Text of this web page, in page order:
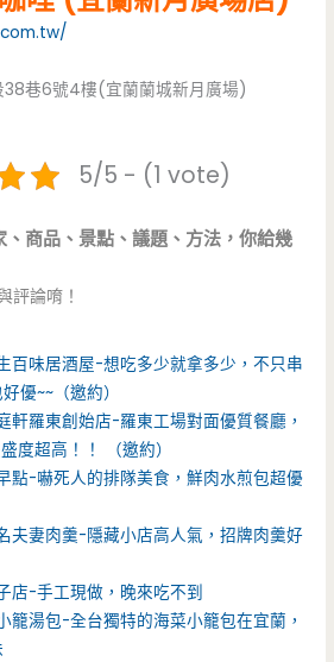
38巷6號4樓(宜蘭蘭城新月廣場)
5/5 - (1 vote)
、商品、景點、議題、方法，你給幾
評論唷！
百味居酒屋-想吃多少就拿多少，不只串
優~~（邀約）
軒羅東創始店-羅東工場對面優質餐廳，
度超高！！ （邀約）
點-嚇死人的排隊美食，鮮肉水煎包超優
夫妻肉羹-隱藏小店高人氣，招牌肉羹好
店-手工現做，晚來吃不到
籠湯包-全台獨特的海菜小籠包在宜蘭，